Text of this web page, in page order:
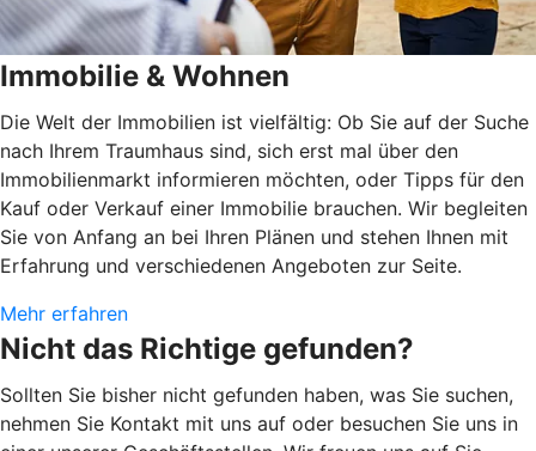
Immobilie & Wohnen
Die Welt der Immobilien ist vielfältig: Ob Sie auf der Suche
nach Ihrem Traumhaus sind, sich erst mal über den
Immobilienmarkt informieren möchten, oder Tipps für den
Kauf oder Verkauf einer Immobilie brauchen. Wir begleiten
Sie von Anfang an bei Ihren Plänen und stehen Ihnen mit
Erfahrung und verschiedenen Angeboten zur Seite.
Mehr erfahren
Nicht das Richtige gefunden?
Sollten Sie bisher nicht gefunden haben, was Sie suchen,
nehmen Sie Kontakt mit uns auf oder besuchen Sie uns in